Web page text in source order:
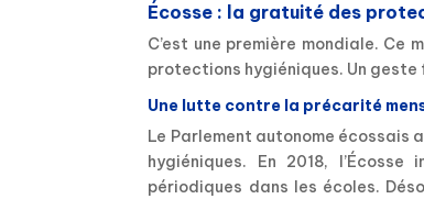
Écosse : la gratuité des
C’est une première mondiale.
protections hygiéniques. Un
Une lutte contre la précarité
Le Parlement autonome écossais
hygiéniques. En 2018,
périodiques dans les écoles.